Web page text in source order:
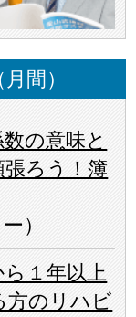
間）
の意味と
ろう！簿
）
ら１年以上
方のリハビ